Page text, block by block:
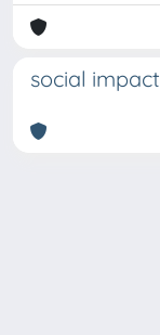
social impact